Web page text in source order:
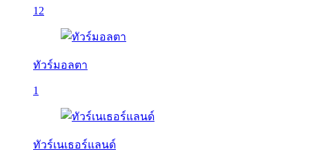
12
ทัวร์มอลตา
1
ทัวร์เนเธอร์แลนด์